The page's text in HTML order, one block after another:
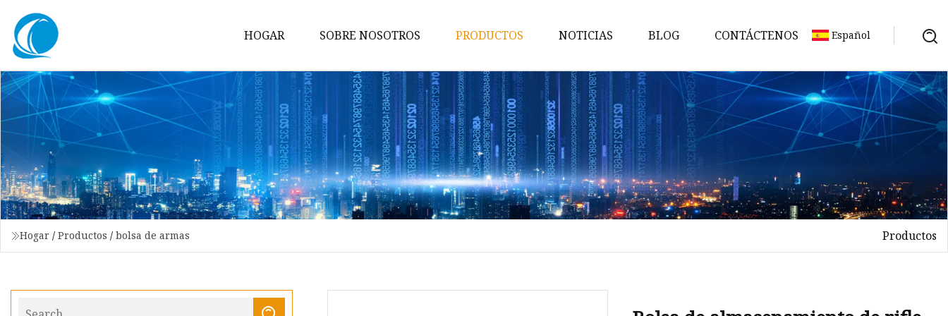
HOGAR SOBRE NOSOTROS PRODUCTOS
Eslinga de pistola
Bolsa táctica
Mochila táctica
bolsa de armas
Funda táctica
funda de cintura
Chaleco táctico
NOTICIAS BLOG CONTÁCTENOS Español
Hogar / Productos / bolsa de armas Productos